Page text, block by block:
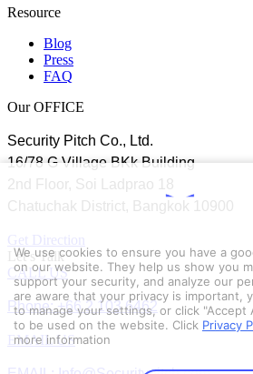
Resource
Blog
Press
FAQ
Our OFFICE
Security Pitch Co., Ltd.
16/78 G Village BKk Building
2nd Floor, Soi Ladprao 18
Chatuchak District, Bangkok 10900
Get Direction
Let’s Talk
CALL US
Phone: +66 2 103 6462
EMAIL US
We use cookies to ensure you have a
on our website. They help us show you
support your security, and analyze our
are aware that your privacy is important,
to manage your settings, or click "Accept
to be used on the website. Click Privacy
more information